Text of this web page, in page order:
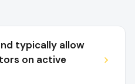
typically allow
on active